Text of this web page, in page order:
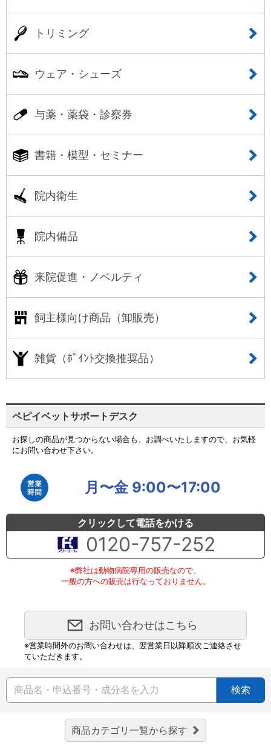
トリミング
ウェア・シューズ
与薬・薬袋・診察券
書籍・模型・セミナー
院内衛生
院内備品
来院促進・ノベルティ
飼主様向け商品（卸販売）
雑貨（ﾎﾟｲﾝﾄ交換推奨品）
ペピイベットサポートデスク
お探しの商品が見つからない場合も、お調べいたしますので、お気軽
にお問い合わせ下さい。
月〜金 9:00〜17:00
クリックして電話をかける
0120-757-252
※弊社は動物病院専用の販売なので、
一般の方への販売は行なっておりません。
お問い合わせはこちら
※営業時間外のお問い合わせは、翌営業日以降順次ご連絡させ
ていただきます。
検索
商品カテゴリ一覧から探す